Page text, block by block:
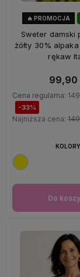
🔥 PROMOCJA
Sweter damski
żółty 30%
rękaw
99,90
Cena regularna:
-33%
Najniższa cena:
Do